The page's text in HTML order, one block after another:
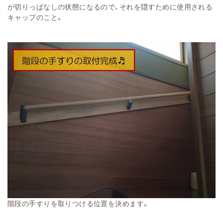
が切りっぱなしの状態になるので、それを隠すために使用される
キャップのこと。
階段の手すりを取りつける位置を決めます。